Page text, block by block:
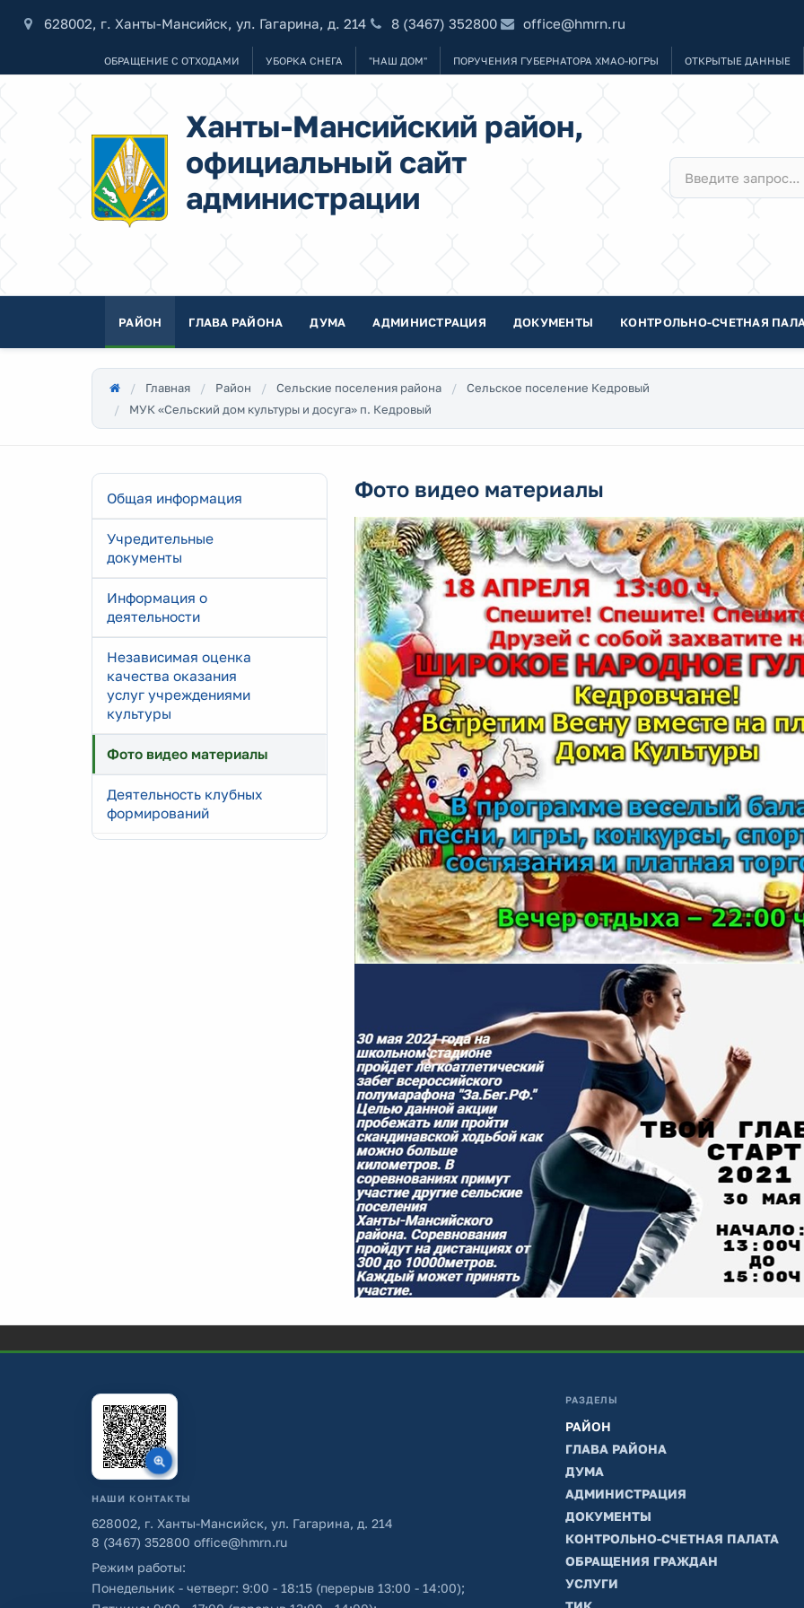
628002, г. Ханты-Мансийск, ул. Гагарина, д. 214 8 (3467) 352800 office@hmrn.ru
ОБРАЩЕНИЕ С ОТХОДАМИ УБОРКА СНЕГА "НАШ ДОМ" ПОРУЧЕНИЯ ГУБЕРНАТОРА ХМАО-ЮГРЫ ОТКРЫТЫЕ ДАННЫЕ
Ханты-Мансийский район,
официальный сайт
администрации
РАЙОН ГЛАВА РАЙОНА ДУМА АДМИНИСТРАЦИЯ ДОКУМЕНТЫ КОНТРОЛЬНО-СЧЕТНАЯ
Главная Район Сельские поселения района
Сельское поселение Кедровый
МУК «Сельский дом культуры и досуга» п. Кедровый
Общая информация
Учредительные
документы
Информация о
деятельности
Независимая оценка
качества оказания
услуг учреждениями
культуры
Фото видео материалы
Деятельность клубных
формирований
Фото видео материалы
НАШИ КОНТАКТЫ
628002, г. Ханты-Мансийск, ул. Гагарина, д. 214
8 (3467) 352800 office@hmrn.ru
Режим работы:
Понедельник - четверг: 9:00 - 18:15 (перерыв 13:00 - 14:00);
РАЗДЕЛЫ
РАЙОН
ГЛАВА РАЙОНА
ДУМА
АДМИНИСТРАЦИЯ
ДОКУМЕНТЫ
КОНТРОЛЬНО-СЧЕТНАЯ ПАЛАТА
ОБРАЩЕНИЯ ГРАЖДАН
УСЛУГИ